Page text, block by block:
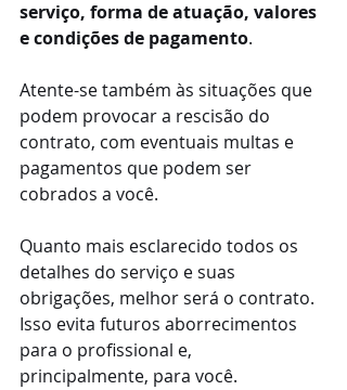
serviço, forma de atuação, valores
e condições de pagamento.
Atente-se também às situações que
podem provocar a rescisão do
contrato, com eventuais multas e
pagamentos que podem ser
cobrados a você.
Quanto mais esclarecido todos os
detalhes do serviço e suas
obrigações, melhor será o contrato.
Isso evita futuros aborrecimentos
para o profissional e,
principalmente, para você.